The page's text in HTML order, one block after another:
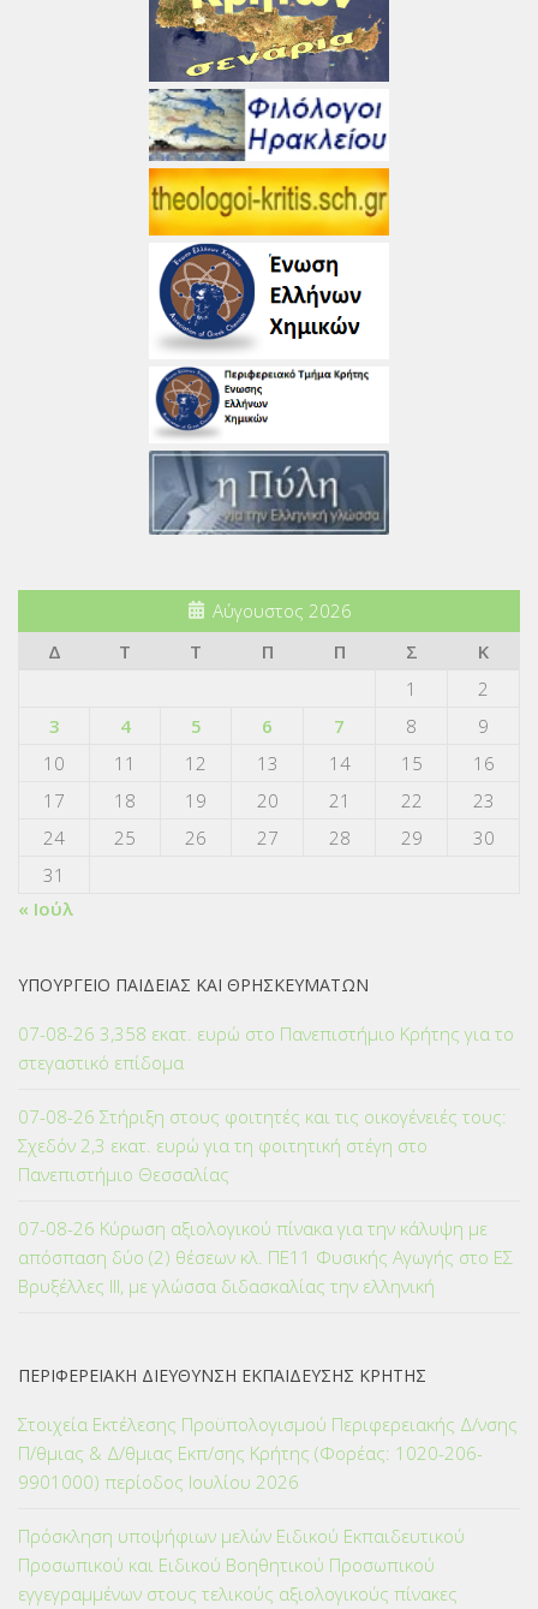
Αύγουστος 2026
Δ
Τ Τ Π Π Σ
Κ
1
2
3
4 5 6 7 8
9
10
11 12 13 14 15
16
17
18 19 20 21 22
23
24
25 26 27 28 29
30
31
« Ιούλ
ΥΠΟΥΡΓΕΙΟ ΠΑΙΔΕΙΑΣ ΚΑΙ ΘΡΗΣΚΕΥΜΑΤΩΝ
07-08-26 3,358 εκατ. ευρώ στο Πανεπιστήμιο Κρήτης για το
στεγαστικό επίδομα
07-08-26 Στήριξη στους φοιτητές και τις οικογένειές τους:
Σχεδόν 2,3 εκατ. ευρώ για τη φοιτητική στέγη στο
Πανεπιστήμιο Θεσσαλίας
07-08-26 Κύρωση αξιολογικού πίνακα για την κάλυψη με
απόσπαση δύο (2) θέσεων κλ. ΠΕ11 Φυσικής Αγωγής στο ΕΣ
Βρυξέλλες ΙΙΙ, με γλώσσα διδασκαλίας την ελληνική
ΠΕΡΙΦΕΡΕΙΑΚΗ ΔΙΕΥΘΥΝΣΗ ΕΚΠΑΙΔΕΥΣΗΣ ΚΡΗΤΗΣ
Στοιχεία Εκτέλεσης Προϋπολογισμού Περιφερειακής Δ/νσης
Π/θμιας & Δ/θμιας Εκπ/σης Κρήτης (Φορέας: 1020-206-
9901000) περίοδος Ιουλίου 2026
Πρόσκληση υποψήφιων μελών Ειδικού Εκπαιδευτικού
Προσωπικού και Ειδικού Βοηθητικού Προσωπικού
εγγεγραμμένων στους τελικούς αξιολογικούς πίνακες